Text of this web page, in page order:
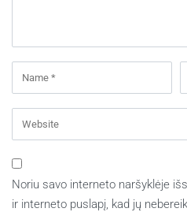
Noriu savo interneto naršyklėje
ir interneto puslapį, kad jų